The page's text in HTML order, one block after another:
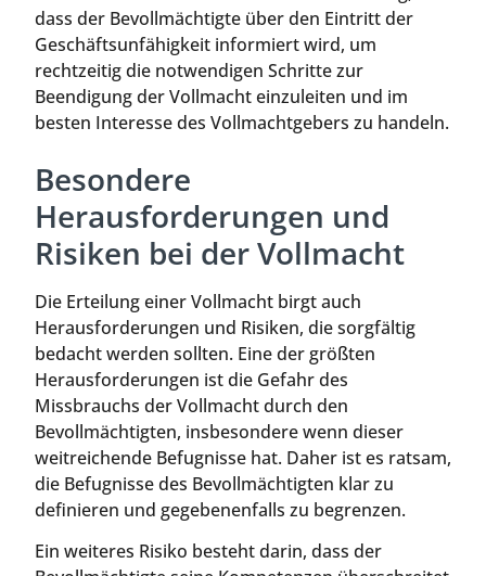
dass der Bevollmächtigte über den Eintritt der
Geschäftsunfähigkeit informiert wird, um
rechtzeitig die notwendigen Schritte zur
Beendigung der Vollmacht einzuleiten und im
besten Interesse des Vollmachtgebers zu handeln.
Besondere
Herausforderungen und
Risiken bei der Vollmacht
Die Erteilung einer Vollmacht birgt auch
Herausforderungen und Risiken, die sorgfältig
bedacht werden sollten. Eine der größten
Herausforderungen ist die Gefahr des
Missbrauchs der Vollmacht durch den
Bevollmächtigten, insbesondere wenn dieser
weitreichende Befugnisse hat. Daher ist es ratsam,
die Befugnisse des Bevollmächtigten klar zu
definieren und gegebenenfalls zu begrenzen.
Ein weiteres Risiko besteht darin, dass der